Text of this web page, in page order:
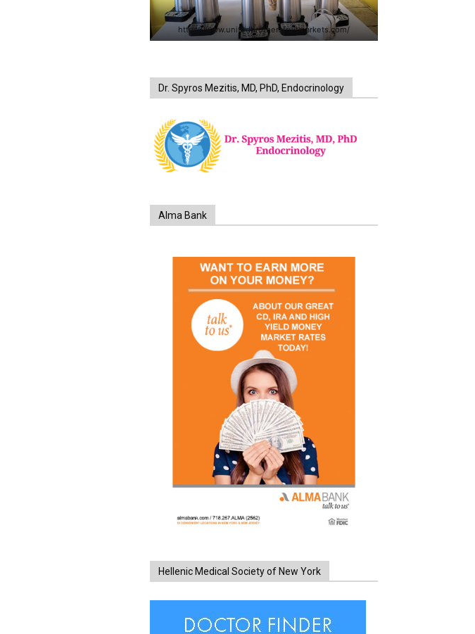
https://www.unitedbrothersfruitmarkets.com/
Dr. Spyros Mezitis, MD, PhD, Endocrinology
Alma Bank
Hellenic Medical Society of New York